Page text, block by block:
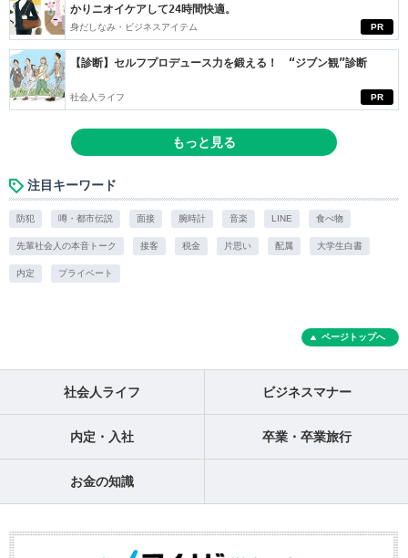
PR
かりニオイケアして24時間快適。
身だしなみ・ビジネスアイテム
PR
【診断】セルフプロデュース力を鍛える！ “ジブン観”診断
社会人ライフ
もっと見る
注目キーワード
防犯 噂・都市伝説 面接 腕時計 音楽 LINE 食べ物
先輩社会人の本音トーク 接客 税金 片思い 配属 大学生白書
内定 プライベート
ページトップへ
社会人ライフ ビジネスマナー
内定・入社 卒業・卒業旅行
お金の知識